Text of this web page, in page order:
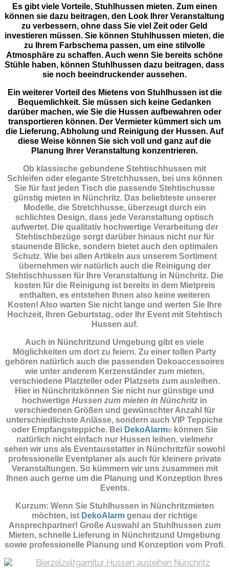
Es gibt viele Vorteile, Stuhlhussen mieten. Zum einen
können sie dazu beitragen, den Look Ihrer Veranstaltung
zu verbessern, ohne dass Sie viel Zeit oder Geld
investieren müssen. Sie können Stuhlhussen mieten, die
zu Ihrem Farbschema passen, um eine stilvolle
Atmosphäre zu schaffen. Auch wenn Sie bereits schöne
Stühle haben, können Stuhlhussen dazu beitragen, dass
sie noch beeindruckender aussehen.
Ein weiterer Vorteil des Mietens von Stuhlhussen ist die
Bequemlichkeit. Sie müssen sich keine Gedanken
darüber machen, wie Sie die Hussen aufbewahren oder
transportieren können. Der Vermieter kümmert sich um
die Lieferung, Abholung und Reinigung der Hussen. Auf
diese Weise können Sie sich voll und ganz auf die
Planung Ihrer Veranstaltung konzentrieren.
Ob klassische gebundene Stehtischhussen mit
Schleifen oder elegante Stretchhussen, bei uns können
Sie für fast jeden Tisch die passende Stehtischusse
günstig mieten in Nünchritz. Das beliebteste unserer
Modelle, die Stretchhusse, überzeugt durch ein
schlichtes Design, dass jede Veranstaltung optisch
aufwertet. Die qualitativ hochwertige Verarbeitung der
Stehtischbezüge sorgt darüber hinaus nicht nur für
staunende Blicke, sondern bietet auch den optimalen
Schutz. Wie bei allen Artikeln aus unserem Sortiment
übernehmen wir natürlich auch die Reinigung der
Stehtischhussen für Ihre Veranstaltung in Nünchritz. Die
kosten für die Reinigung ist bereits in dem Mietpreis
enthalten, es entstehen Ihnen also keine weiteren
Kosten! Also warten Sie nicht lange und werten Sie Ihre
Hochzeit, Ihren Geburtstag, oder Ihr Event mit Stehtisch
Hussen auf.
Auch in Nünchritzund Umgebung gibt es viele
Möglichkeiten um dort zu feiern. Zu einer tollen Party
gehören natürlich auch die passenden Dekoaccessoires
wie unter anderem Kerzenständer zum mieten,
verschiedene Platzteller oder Platzsets zum ausleihen.
Hier in Nünchritzkönnen Sie nicht nur günstige und
hochwertige Hussen zum mieten in Nünchritz in
verschiedenen Größen und gewünschter Anzahl für
unterschiedlichste Anlässe, sondern auch VIP Teppiche
oder Empfangsteppiche. Bei DekoAlarm©
können Sie
natürlich nicht einfach nur Hussen leihen, vielmehr
sehen wir uns als Eventausstatter in Nünchritzfür sowohl
professionelle Eventplaner als auch für kleinere private
Veranstaltungen. So kümmern wir uns zusammen mit
Ihnen auch gerne um die Planung und Konzeption Ihres
Events.
Kurzum: Wenn Sie Stuhlhussen in Nünchritzmieten
möchten, ist DekoAlarm genau der richtige
Ansprechpartner! Große Auswahl an Stuhlhussen zum
Mieten, schnelle Lieferung in Nünchritzund Umgebung
sowie professionelle Planung und Konzeption vom Profi.